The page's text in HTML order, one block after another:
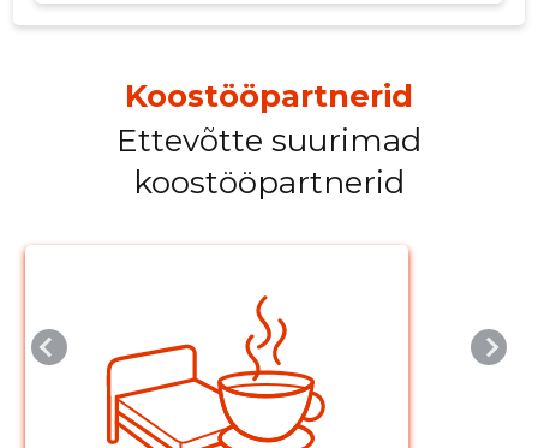
Koostööpartnerid
Ettevõtte suurimad
koostööpartnerid
Muuda pildi
kirjeldust